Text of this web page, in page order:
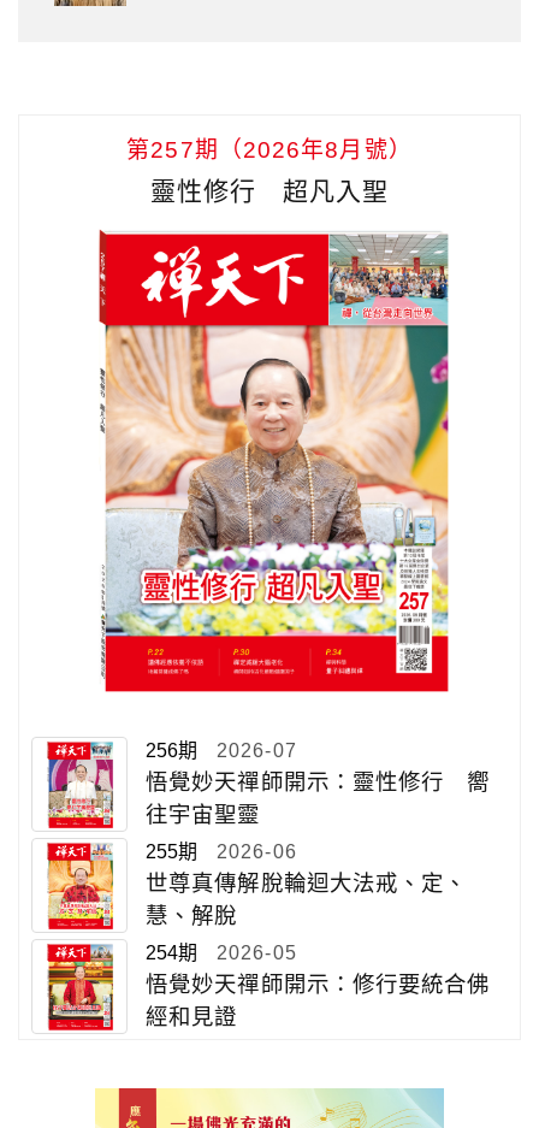
第257期（2026年8月號）
靈性修行 超凡入聖
256期 2026-07
悟覺妙天禪師開示：靈性修行 嚮
往宇宙聖靈
255期 2026-06
世尊真傳解脫輪迴大法戒、定、
慧、解脫
254期 2026-05
悟覺妙天禪師開示：修行要統合佛
經和見證